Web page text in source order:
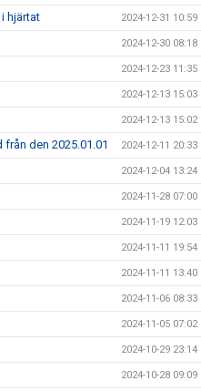
hjärtat 2024-12-31 10:59
2024-12-30 08:18
2024-12-23 11:35
2024-12-13 15:03
2024-12-13 15:02
den 2025.01.01 2024-12-11 20:33
2024-12-04 13:24
2024-11-28 07:00
2024-11-19 12:03
2024-11-11 19:54
2024-11-11 13:40
2024-11-06 08:33
2024-11-05 07:02
2024-10-29 23:14
2024-10-28 09:09